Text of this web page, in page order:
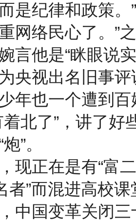
是纪律和政策
网络民心了。”
言他是“眯眼说
央视出名旧事
年也一个遭到
着北了”，讲了
”。
现正在是有“富
者”而混进高校
中国变革关闭